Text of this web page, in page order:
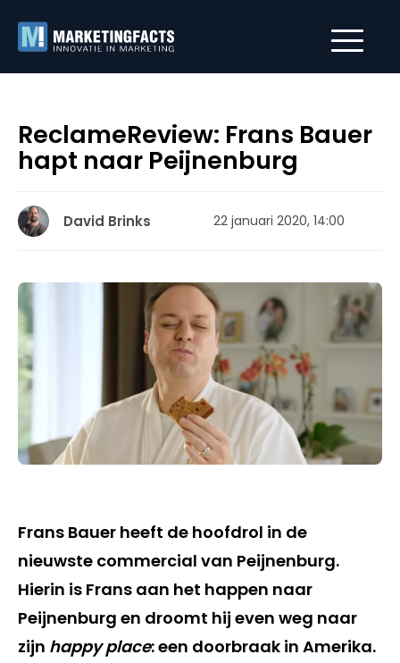
ReclameReview: Frans Bauer
hapt naar Peijnenburg
David Brinks 22 januari 2020, 14:00
Frans Bauer heeft de hoofdrol in de
nieuwste commercial van Peijnenburg.
Hierin is Frans aan het happen naar
Peijnenburg en droomt hij even weg naar
zijn happy place: een doorbraak in Amerika.